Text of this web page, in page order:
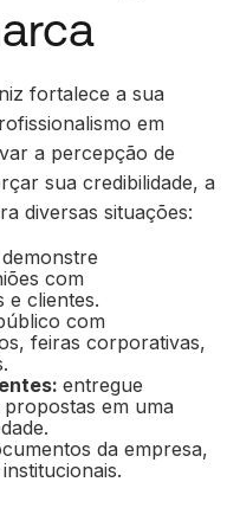
fortalece a sua
em
a percepção de
sua credibilidade, a
diversas situações:
demonstre
com
e clientes.
com
feiras corporativas,
entregue
em uma
da empresa,